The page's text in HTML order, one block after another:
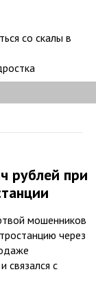
со скалы в
рублей при
мошенников
через
связался с